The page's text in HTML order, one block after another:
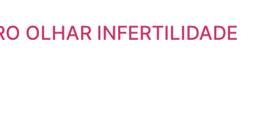
OLHAR INFERTILIDADE